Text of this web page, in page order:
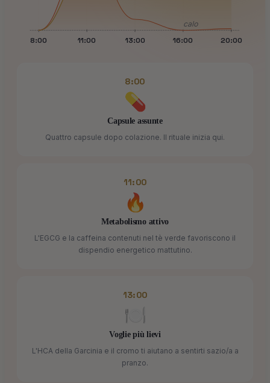
8:00 11:00 13:00 16:00 20:00
calo
8:00
💊
Capsule assunte
Quattro capsule dopo colazione. Il rituale inizia qui.
11:00
🔥
Metabolismo attivo
L'EGCG e la caffeina contenuti nel tè verde favoriscono il
dispendio energetico mattutino.
13:00
🍽️
Voglie più lievi
L'HCA della Garcinia e il cromo ti aiutano a sentirti sazio/a a
pranzo.